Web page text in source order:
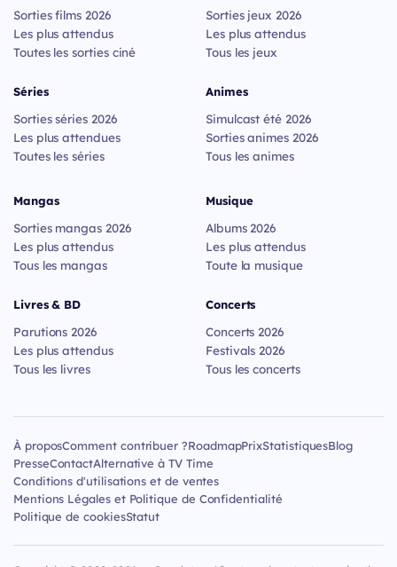
Sorties films 2026
Les plus attendus
Toutes les sorties ciné
Séries
Sorties séries 2026
Les plus attendues
Toutes les séries
Sorties jeux 2026
Les plus attendus
Tous les jeux
Animes
Simulcast été 2026
Sorties animes 2026
Tous les animes
Mangas
Sorties mangas 2026
Les plus attendus
Tous les mangas
Livres & BD
Parutions 2026
Les plus attendus
Tous les livres
Musique
Albums 2026
Les plus attendus
Toute la musique
Concerts
Concerts 2026
Festivals 2026
Tous les concerts
À proposComment contribuer ?RoadmapPrixStatistiquesBlog
PresseContactAlternative à TV Time
Conditions d'utilisations et de ventes
Mentions Légales et Politique de Confidentialité
Politique de cookiesStatut